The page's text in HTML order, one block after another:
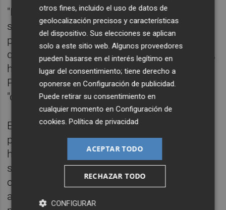
"Nuestra voluntad es seguir negociando y
sentarnos en una mesa más oficial donde
podamos trabajar de aquí a ese día, pero
queremos escuchar también a los inscritos",
ha dicho, incidiendo en que "los equipos" de
Podemos "están preparados" y su programa
"clarísimo".
En este contexto, ha exigido al PSOE que se
pronuncie con la misma "claridad" que lo
hacen ellos y ha demando también "calma,
sensatez, y honestidad". "Hay que hacer las
cosas bien, de forma seria y sin
ambigüedades", ha insistido la portavoz del
otros fines, incluido el uso de datos de
geolocalización precisos y características
del dispositivo. Sus elecciones se aplican
solo a este sitio web. Algunos proveedores
pueden basarse en el interés legítimo en
lugar del consentimiento; tiene derecho a
oponerse enConfiguración de publicidad.
Puede retirar su consentimiento en
cualquier momento enConfiguración de
cookies.Política de privacidad
ACEPTAR TODO
RECHAZAR TODO
CONFIGURAR